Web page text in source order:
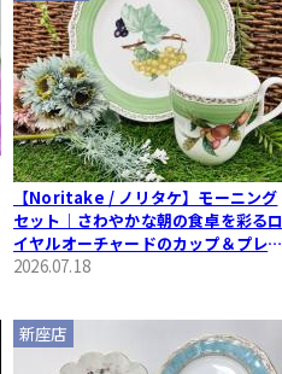
【Noritake / ノリタケ】モーニング
セット｜さわやかな朝の食卓を彩るロ
イヤルオーチャードのカップ＆プレー
ト
2026.07.18
新座店